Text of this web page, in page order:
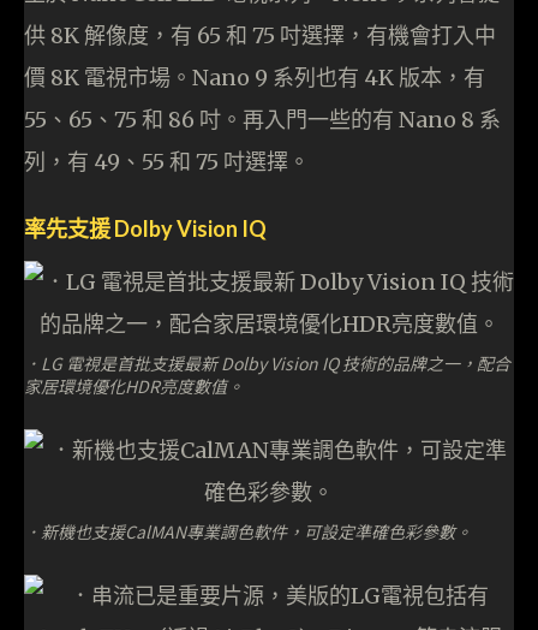
供 8K 解像度，有 65 和 75 吋選擇，有機會打入中
價 8K 電視市場。Nano 9 系列也有 4K 版本，有
55、65、75 和 86 吋。再入門一些的有 Nano 8 系
列，有 49、55 和 75 吋選擇。
率先支援 Dolby Vision IQ
．LG 電視是首批支援最新 Dolby Vision IQ 技術的品牌之一，配合
家居環境優化HDR亮度數值。
．新機也支援CalMAN專業調色軟件，可設定準確色彩參數。